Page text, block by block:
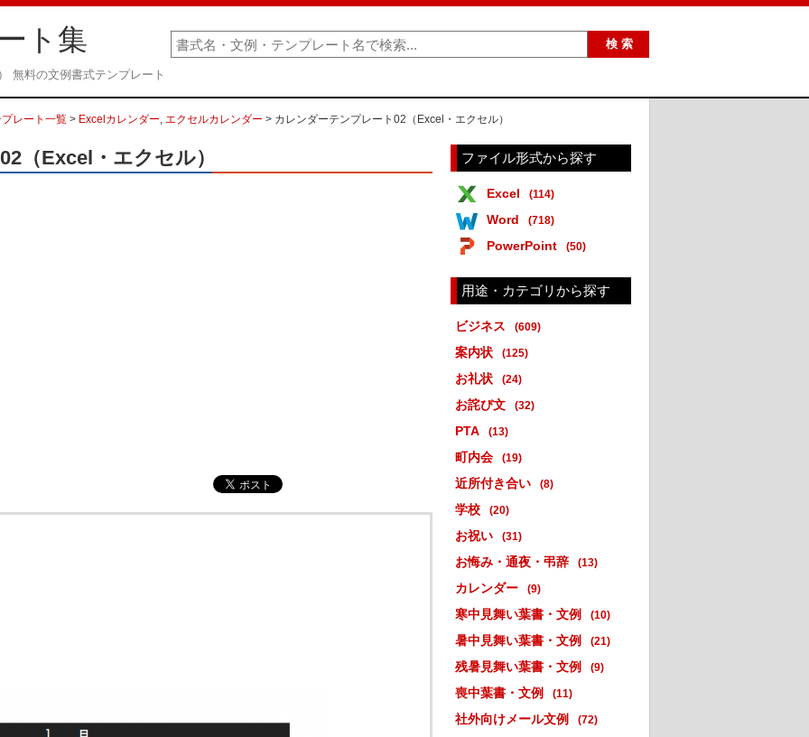
ト集
無料の文例書式テンプレート
レート一覧 > Excelカレンダー, エクセルカレンダー > カレンダーテンプレート02（Excel・エクセル）
（Excel・エクセル） ファイル形式から探す
Excel (114)
Word (718)
PowerPoint (50)
用途・カテゴリから探す
ビジネス (609)
案内状 (125)
お礼状 (24)
お詫び文 (32)
PTA (13)
町内会 (19)
近所付き合い (8)
学校 (20)
お祝い (31)
お悔み・通夜・弔辞 (13)
カレンダー (9)
寒中見舞い葉書・文例 (10)
暑中見舞い葉書・文例 (21)
残暑見舞い葉書・文例 (9)
喪中葉書・文例 (11)
社外向けメール文例 (72)